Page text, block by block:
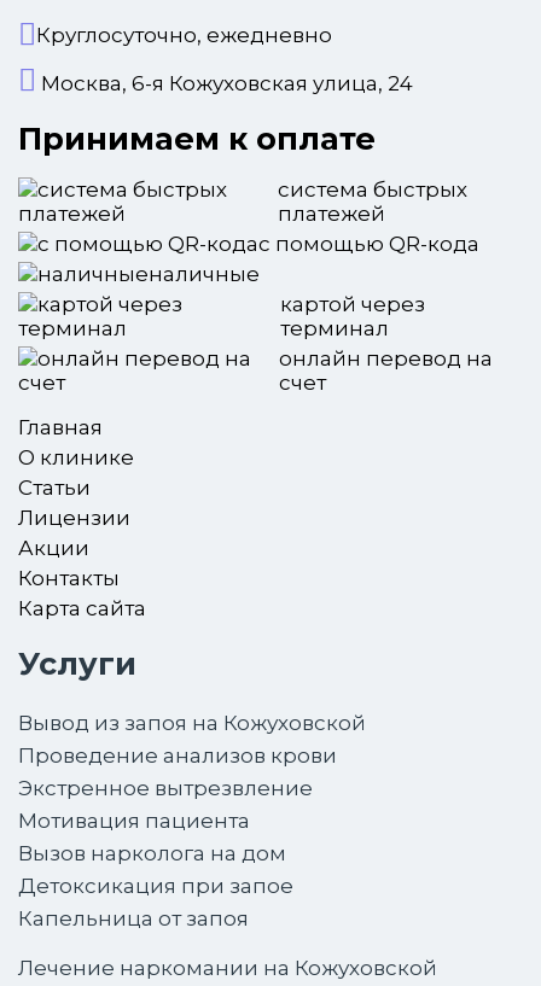
Круглосуточно, ежедневно
Москва, 6-я Кожуховская улица, 24
Принимаем к оплате
система быстрых
платежей
с помощью QR-кода
наличные
картой через
терминал
онлайн перевод на
счет
Главная
О клинике
Статьи
Лицензии
Акции
Контакты
Карта сайта
Услуги
Вывод из запоя на Кожуховской
Проведение анализов крови
Экстренное вытрезвление
Мотивация пациента
Вызов нарколога на дом
Детоксикация при запое
Капельница от запоя
Лечение наркомании на Кожуховской